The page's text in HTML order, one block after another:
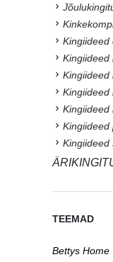
Kingiideed
Kingiideed
Kingiideed
Kingiideed
Kingiideed
Kingiideed
Kingiideed
TEEMAD
Bettys Home